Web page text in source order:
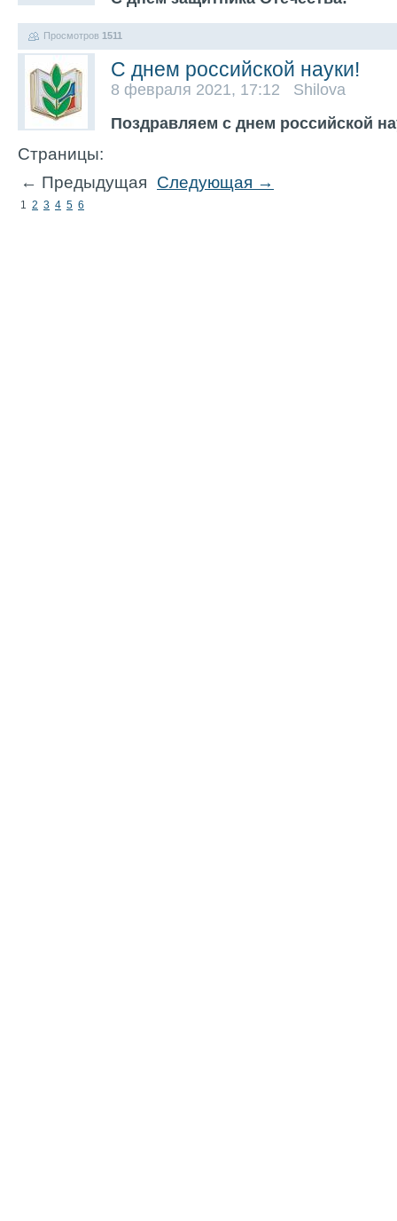
Просмотров 1511
С днем российской науки!
8 февраля 2021, 17:12 Shilova
Поздравляем с днем российской
Страницы:
← Предыдущая Следующая →
1 2 3 4 5 6